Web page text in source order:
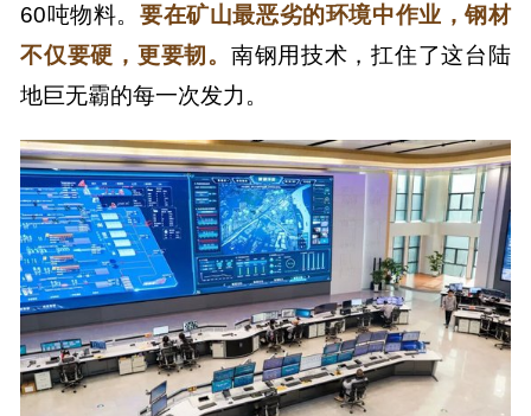
60吨物料。要在矿山最恶劣的环境中作业，钢材
不仅要硬，更要韧。 南钢用技术，扛住了这台陆
地巨无霸的每一次发力。